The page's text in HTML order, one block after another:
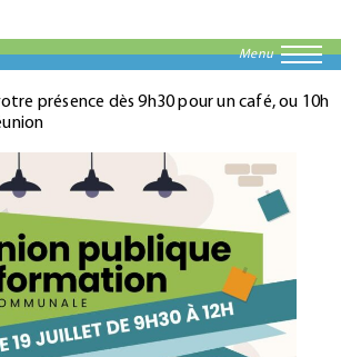
Menu
présence dès 9h30 pour un café, ou 10h